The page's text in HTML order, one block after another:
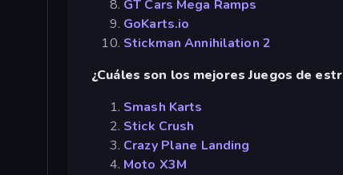
GT Cars Mega Ramps
GoKarts.io
Stickman Annihilation 2
¿Cuáles son los mejores Juegos de
Smash Karts
Stick Crush
Crazy Plane Landing
Moto X3M